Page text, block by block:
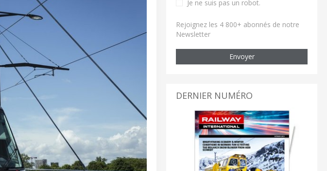
Je ne suis pas un robot.
Rejoignez les 4 800+ abonnés de notre
Newsletter
Envoyer
DERNIER NUMÉRO